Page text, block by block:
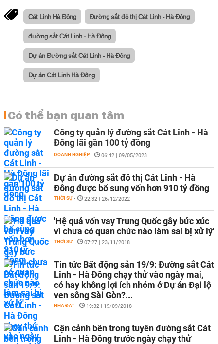
Cát Linh Hà Đông Đường sắt đô thị Cát Linh - Hà Đông
đường sắt Cát Linh - Hà Đông
Dự án Đường sắt Cát Linh - Hà Đông
Dự án Cát Linh Hà Đông
Có thể bạn quan tâm
Công ty quản lý đường sắt Cát Linh - Hà
Đông lãi gần 100 tỷ đồng
DOANH NGHIỆP - 06:42 | 09/05/2023
Dự án đường sắt đô thị Cát Linh - Hà
Đông được bổ sung vốn hơn 910 tỷ đồng
THỜI SỰ - 22:32 | 26/12/2022
'Hệ quả vốn vay Trung Quốc gây bức xúc
vì chưa có quan chức nào làm sai bị xử lý'
THỜI SỰ - 07:27 | 23/11/2018
Tin tức Bất động sản 19/9: Đường sắt Cát
Linh - Hà Đông chạy thử vào ngày mai,
có hay không lợi ích nhóm ở Dự án Đại lộ
ven sông Sài Gòn?...
NHÀ ĐẤT - 19:32 | 19/09/2018
Cận cảnh bên trong tuyến đường sắt Cát
Linh - Hà Đông trước ngày chạy thử